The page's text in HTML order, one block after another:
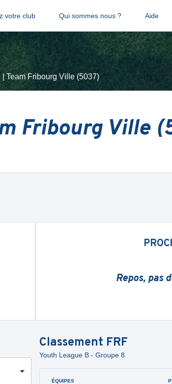
votre club Qui sommes nous ? Aide
Team Fribourg Ville (5037)
Fribourg Ville
Repos, pas
Classement FRF
Youth League B - Groupe 8
ÉQUIPES